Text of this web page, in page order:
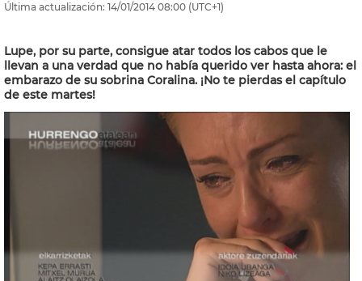
Última actualización: 14/01/2014 08:00 (UTC+1)
Lupe, por su parte, consigue atar todos los cabos que le
llevan a una verdad que no había querido ver hasta ahora: el
embarazo de su sobrina Coralina. ¡No te pierdas el capítulo
de este martes!